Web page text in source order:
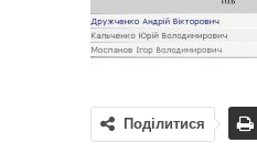
Поділитися